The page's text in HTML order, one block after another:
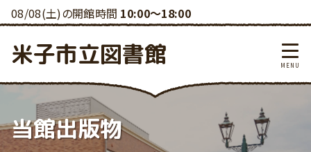
08/08(土)の開館時間 10:00～18:00
米子市立図書館
当館出版物